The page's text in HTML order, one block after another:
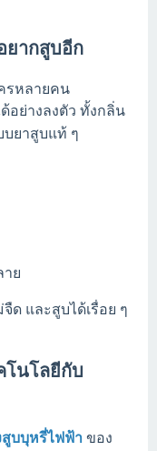
ยากสูบอีก
รหลายคน
อย่างลงตัว ทั้งกลิ่น
ยาสูบแท้ ๆ
ย
และสูบได้เรื่อย ๆ
โนโลยีกับ
สูบบุหรี่ไฟฟ้า ของ